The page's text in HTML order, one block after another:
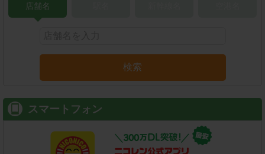
店舗名
検索
スマートフォン